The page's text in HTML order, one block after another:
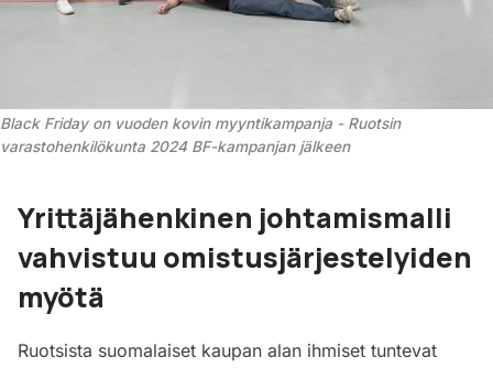
Black Friday on vuoden kovin myyntikampanja - Ruotsin
varastohenkilökunta 2024 BF-kampanjan jälkeen
Yrittäjähenkinen johtamismalli
vahvistuu omistusjärjestelyiden
myötä
Ruotsista suomalaiset kaupan alan ihmiset tuntevat